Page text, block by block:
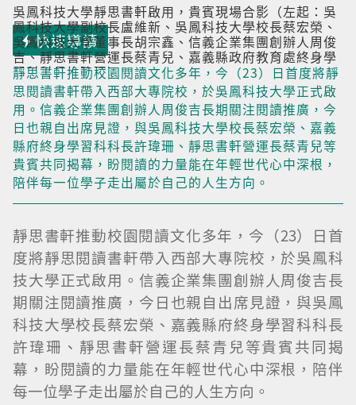
吳鳳科技大學靜思書軒啟用，貴賓現場合影（左起：吳
鳳科技大學副校長盧維新、吳鳳科技大學校長蔡宏榮、
吳鳳科技大學董事長胡宗鑫、信義企業集團創辦人周俊
吉、靜思書軒營運長蔡青兒、嘉義縣政府教育處終身學
習科科長許瑋珊）
快速導讀
靜思書軒推動校園閱讀文化多年，今（23）日首度將靜
思閱讀書軒帶入西部大專院校，於吳鳳科技大學正式啟
用。信義企業集團創辦人周俊吉長期關注閱讀推廣，今
日也親自出席見證，與吳鳳科技大學校長蔡宏榮、嘉義
縣府終身學習科科長許瑋珊、靜思書軒營運長蔡青兒等
貴賓共同揭幕，盼閱讀的力量能在年輕世代心中深根，
陪伴每一位學子走出屬於自己的人生方向。
靜思書軒推動校園閱讀文化多年，今（23）日首
度將靜思閱讀書軒帶入西部大專院校，於吳鳳科
技大學正式啟用。信義企業集團創辦人周俊吉長
期關注閱讀推廣，今日也親自出席見證，與吳鳳
科技大學校長蔡宏榮、嘉義縣府終身學習科科長
許瑋珊、靜思書軒營運長蔡青兒等貴賓共同揭
幕，盼閱讀的力量能在年輕世代心中深根，陪伴
每一位學子走出屬於自己的人生方向。